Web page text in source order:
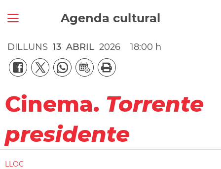
Agenda cultural
DILLUNS 13 ABRIL 2026 18:00 h
Cinema. Torrente
presidente
LLOC